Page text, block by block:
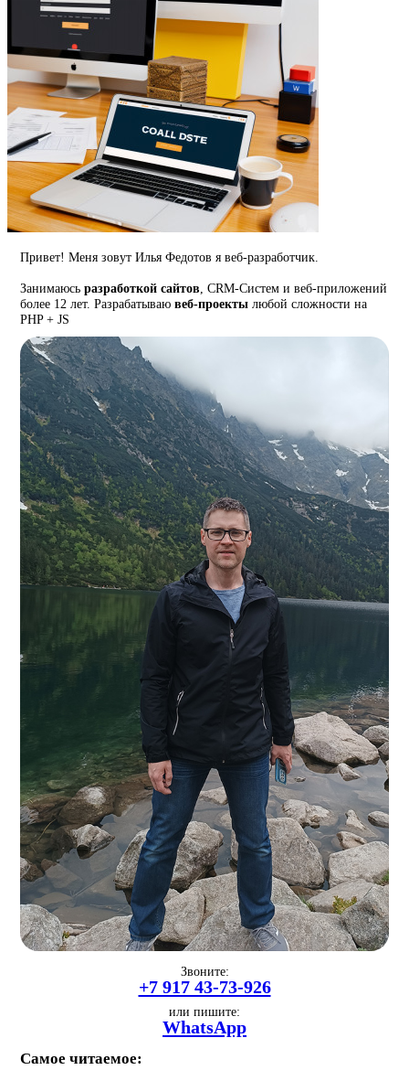
Привет! Меня зовут Илья Федотов я веб-разработчик.
Занимаюсьразработкой сайтов , CRM-Систем и веб-приложений
более 12 лет. Разрабатываювеб-проекты любой сложности на
PHP + JS
Звоните:
+7 917 43-73-926
или пишите:
WhatsApp
Самое читаемое: